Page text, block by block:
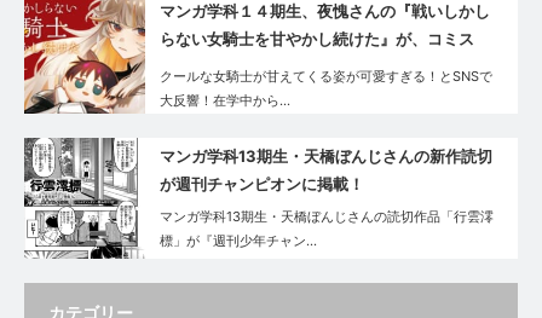
マンガ学科１４期生、夜愧さんの『戦いしかし
らない女騎士を甘やかし続けた』が、コミス
マ・GANMA!で好評連載中です！
クールな女騎士が甘えてくる姿が可愛すぎる！とSNSで
大反響！在学中から…
マンガ学科13期生・天橋ぼんじさんの新作読切
が週刊チャンピオンに掲載！
マンガ学科13期生・天橋ぼんじさんの読切作品「行雲澪
標」が『週刊少年チャン…
カテゴリー